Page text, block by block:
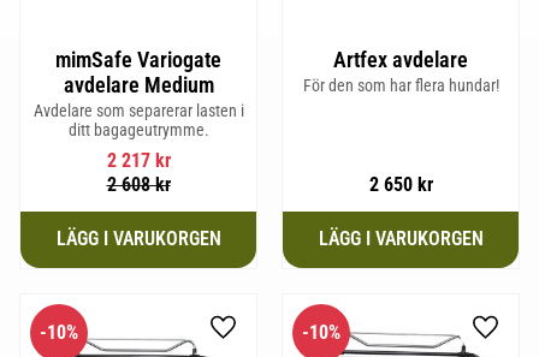
mimSafe Variogate
avdelare Medium
Avdelare som separerar lasten i
ditt bagageutrymme.
2 217kr
2 608kr
Artfex avdelare
För den som har flera hundar!
2 650kr
10% Lägg till i favoriter
10% Lägg